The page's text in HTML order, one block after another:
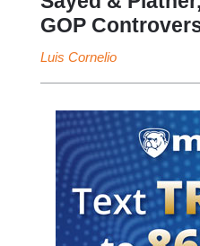
GOP
Luis Cornelio